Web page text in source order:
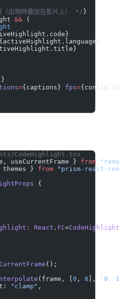
出現時疊加在影片上） */ }
&& (
{activeHighlight.language}
}
={captions} fps=
CodeHighlight.tsx
useCurrentFrame } from
} from "prism-react-
{
: React . FC<
();
(frame, [ 0 , 8 ], [ 0 , 1
"clamp" ,